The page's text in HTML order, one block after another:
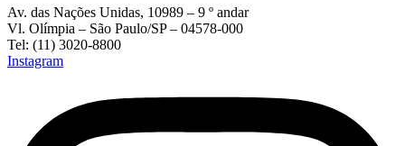
Av. das Nações Unidas, 10989 – 9 º andar
Vl. Olímpia – São Paulo/SP – 04578-000
Tel: (11) 3020-8800
Instagram